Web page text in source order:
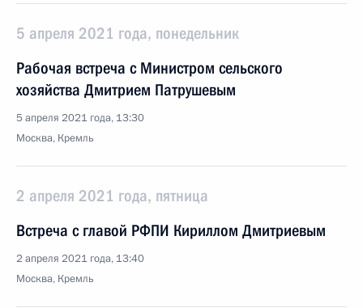
5 апреля 2021 года, понедельник
Рабочая встреча с Министром сельского
хозяйства Дмитрием Патрушевым
5 апреля 2021 года, 13:30
Москва, Кремль
2 апреля 2021 года, пятница
Встреча с главой РФПИ Кириллом Дмитриевым
2 апреля 2021 года, 13:40
Москва, Кремль